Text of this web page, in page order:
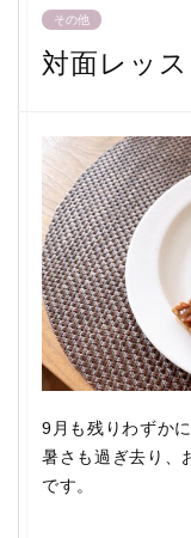
その他
対面レッ
9月も残りわずか
暑さも過ぎ去り、
です。